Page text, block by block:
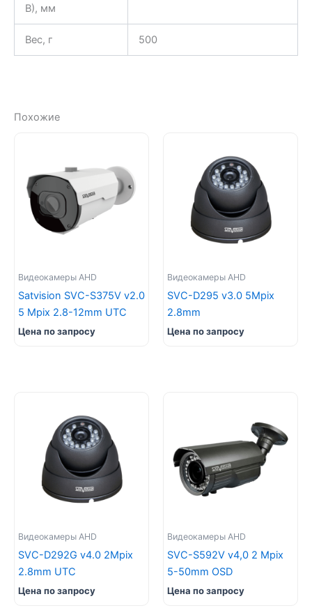
В), мм
Вес, г 500
Похожие
Видеокамеры AHD
Satvision SVC-S375V v2.0
5 Mpix 2.8-12mm UTC
Цена по запросу
Видеокамеры AHD
SVC-D295 v3.0 5Mpix
2.8mm
Цена по запросу
Видеокамеры AHD
SVC-D292G v4.0 2Mpix
2.8mm UTC
Цена по запросу
Видеокамеры AHD
SVC-S592V v4,0 2 Mpix
5-50mm OSD
Цена по запросу